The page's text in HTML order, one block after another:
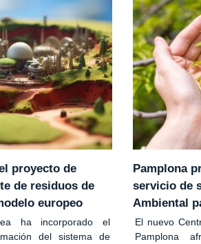
proyecto de
de residuos de
europeo
ha incorporado el
del sistema de
Pamplona
servicio de
Ambiental
El nuevo
Pamplona